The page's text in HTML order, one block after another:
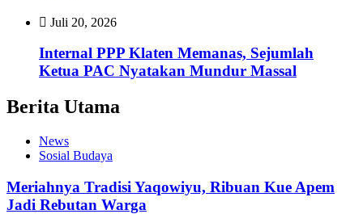
Juli 20, 2026
Internal PPP Klaten Memanas, Sejumlah
Ketua PAC Nyatakan Mundur Massal
Berita Utama
News
Sosial Budaya
Meriahnya Tradisi Yaqowiyu, Ribuan Kue Apem
Jadi Rebutan Warga